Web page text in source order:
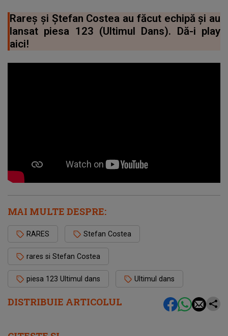
DISTRIBUIE ARTICOLUL
Rareș și Ștefan Costea au făcut echipă și au
lansat piesa 123 (Ultimul Dans). Dă-i play
aici!
MAI MULTE DESPRE:
RARES Stefan Costea
rares si Stefan Costea
piesa 123 Ultimul dans Ultimul dans